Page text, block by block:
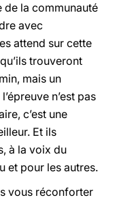
de la communauté
avec
attend sur cette
trouveront
mais un
n’est pas
c’est une
Et ils
à la voix du
et pour les autres.
vous réconforter